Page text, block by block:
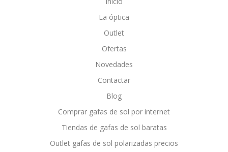
La óptica
Outlet
Ofertas
Novedades
Contactar
Blog
Comprar gafas de sol por internet
Tiendas de gafas de sol baratas
Outlet gafas de sol polarizadas precios